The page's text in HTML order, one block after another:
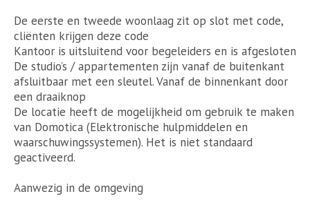
De eerste en tweede woonlaag zit op slot met code,
cliënten krijgen deze code
Kantoor is uitsluitend voor begeleiders en is afgesloten
De studio’s / appartementen zijn vanaf de buitenkant
afsluitbaar met een sleutel. Vanaf de binnenkant door
een draaiknop
De locatie heeft de mogelijkheid om gebruik te maken
van Domotica (Elektronische hulpmiddelen en
waarschuwingssystemen). Het is niet standaard
geactiveerd.
Aanwezig in de omgeving